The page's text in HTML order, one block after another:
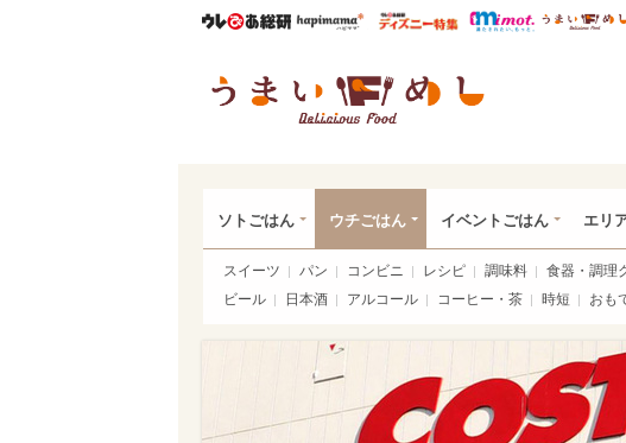
ウレぴあ総研ハピママ* ウレぴあ総研 ディ
mimot.
ソトごはん ウチごはん イベントごはん エリ
スイーツ パン コンビニ レシピ 調味料 食器・調理
ビール
日本酒 アルコール コーヒー・茶 時短 おも